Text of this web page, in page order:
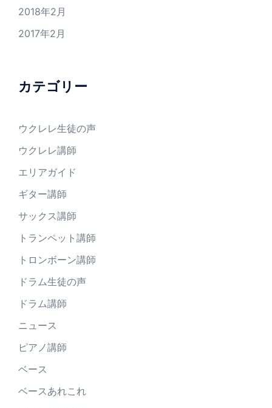
2018年2月
2017年2月
カテゴリー
ウクレレ生徒の声
ウクレレ講師
エリアガイド
ギター講師
サックス講師
トランペット講師
トロンボーン講師
ドラム生徒の声
ドラム講師
ニュース
ピアノ講師
ベース
ベースあれこれ